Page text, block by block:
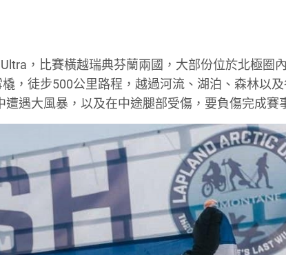
，比賽橫越瑞典芬蘭兩國，大部份位於北極圈
，徒步500公里路程，越過河流、湖泊、森林以
遇大風暴，以及在中途腿部受傷，要負傷完成賽